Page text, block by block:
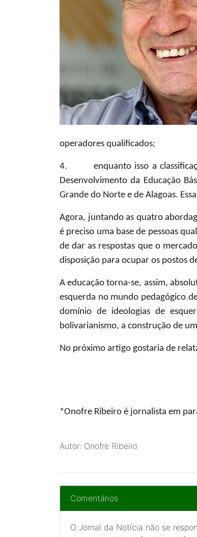
operadores qualificados;
4. enquanto isso a classificação
Desenvolvimento da Educação
Grande do Norte e de Alagoas.
Agora, juntando as quatro
é preciso uma base de pessoas
de dar as respostas que o
disposição para ocupar os postos
A educação torna-se, assim,
esquerda no mundo pedagógico
domínio de ideologias de
bolivarianismo, a construção de
No próximo artigo gostaria de
*Onofre Ribeiro é jornalista em
Autor: Onofre Ribeiro
Comentários
O Jornal da Notícia não se